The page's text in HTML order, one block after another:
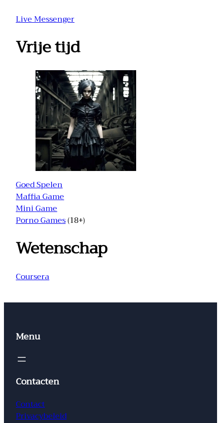
Live Messenger
Vrije tijd
Goed Spelen
Maffia Game
Mini Game
Porno Games(18+)
Wetenschap
Coursera
Menu
Contacten
Contact
Privacybeleid